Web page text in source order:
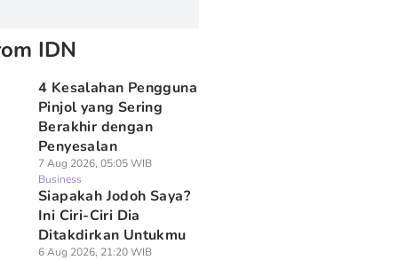
IDN
4 Kesalahan Pengguna
Pinjol yang Sering
Berakhir dengan
Penyesalan
7 Aug 2026, 05:05 WIB
Business
Siapakah Jodoh Saya?
Ini Ciri-Ciri Dia
Ditakdirkan Untukmu
6 Aug 2026, 21:20 WIB